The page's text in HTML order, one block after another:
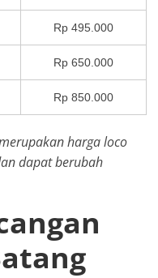
Rp 495.000
Rp 650.000
Rp 850.000
harga loco
dapat berubah